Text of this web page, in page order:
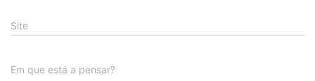
Site
Em que está a pensar?